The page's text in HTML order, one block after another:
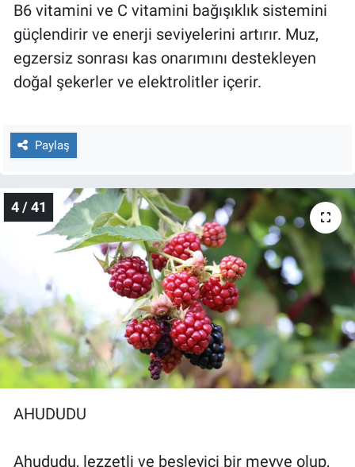
B6 vitamini ve C vitamini bağışıklık sistemini
güçlendirir ve enerji seviyelerini artırır. Muz,
egzersiz sonrası kas onarımını destekleyen
doğal şekerler ve elektrolitler içerir.
Paylaş
4 / 41
AHUDUDU
Ahududu, lezzetli ve besleyici bir meyve olup,